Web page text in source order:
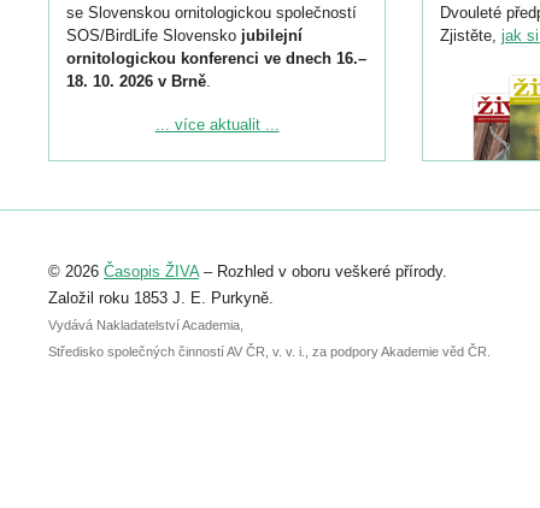
se Slovenskou ornitologickou společností
SOS/BirdLife Slovensko jubilejní
ornitologickou konferenci ve dnech 16.–
18. 10. 2026 v Brně.
Podrobnější informace ke konferenci
Registrovat se můžete do 6. září.
abstraktu přihlášené přednášky nebo
posteru je už 30. června.
... více aktualit ...
Dvouleté
Zjistěte, jak
© 2026 Časopis ŽIVA– Rozhled v oboru veškeré přírody.
Založil roku 1853 J. E. Purkyně.
Vydává Nakladatelství Academia,
Středisko společných činností AV ČR, v. v. i., za podpory Akademie věd ČR.